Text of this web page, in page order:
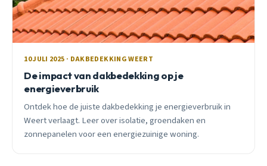
10 JULI 2025 · DAKBEDEKKING WEERT
De impact van dakbedekking op je
energieverbruik
Ontdek hoe de juiste dakbedekking je energieverbruik in
Weert verlaagt. Leer over isolatie, groendaken en
zonnepanelen voor een energiezuinige woning.